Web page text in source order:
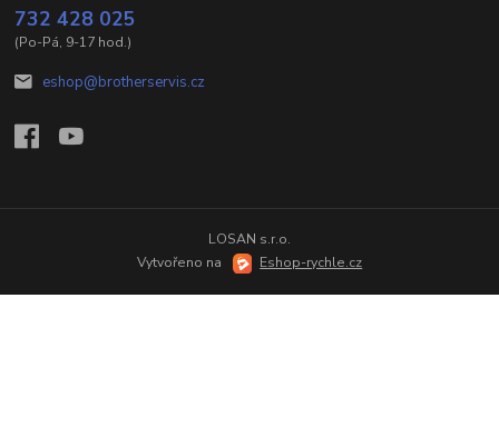
732 428 025
(Po-Pá, 9-17 hod.)
eshop@brotherservis.cz
LOSAN s.r.o.
Vytvořeno na
Eshop-rychle.cz